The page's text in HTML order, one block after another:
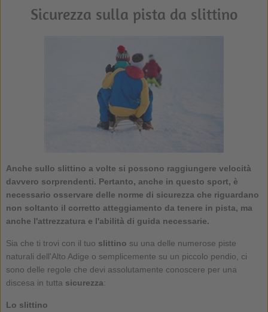
Sicurezza sulla pista da slittino
Anche sullo slittino a volte si possono raggiungere velocità
davvero sorprendenti. Pertanto, anche in questo sport, è
necessario osservare delle norme di sicurezza che riguardano
non soltanto il corretto atteggiamento da tenere in pista, ma
anche l'attrezzatura e l'abilità di guida necessarie.
Sia che ti trovi con il tuo slittino su una delle numerose piste
naturali dell'Alto Adige o semplicemente su un piccolo pendio, ci
sono delle regole che devi assolutamente conoscere per una
discesa in tutta sicurezza:
Lo slittino